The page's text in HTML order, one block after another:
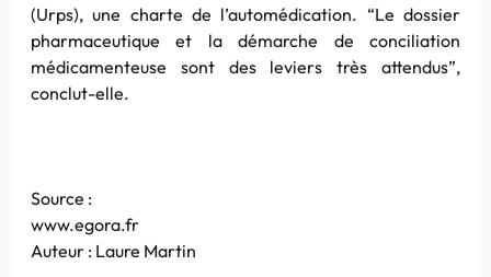
(Urps), une charte de l’automédication. “Le dossier
pharmaceutique et la démarche de conciliation
médicamenteuse sont des leviers très attendus”,
conclut-elle.
Source :
www.egora.fr
Auteur : Laure Martin